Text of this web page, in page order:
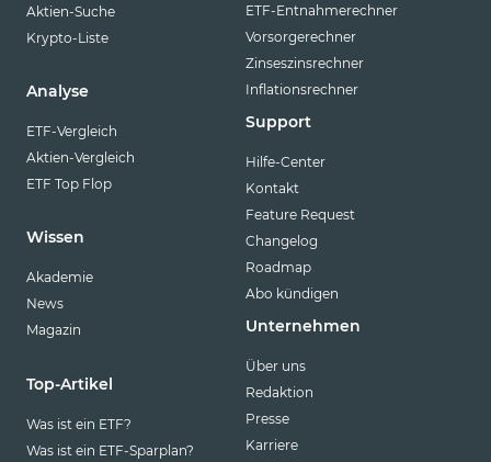
Aktien-Suche
Krypto-Liste
Analyse
ETF-Vergleich
Aktien-Vergleich
ETF Top Flop
Wissen
Akademie
News
Magazin
Top-Artikel
Was ist ein ETF?
Was ist ein ETF-Sparplan?
ETF-Entnahmerechner
Vorsorgerechner
Zinseszinsrechner
Inflationsrechner
Support
Hilfe-Center
Kontakt
Feature Request
Changelog
Roadmap
Abo kündigen
Unternehmen
Über uns
Redaktion
Presse
Karriere